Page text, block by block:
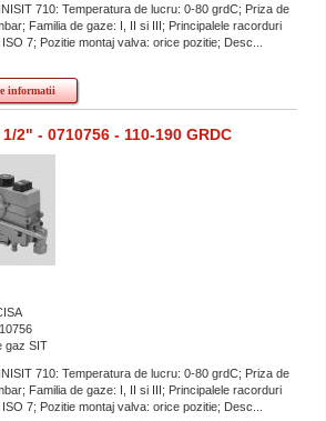
710: Temperatura de lucru: 0-80 grdC; Priza de
Familia de gaze: I, II si III; Principalele racorduri
7; Pozitie montaj valva: orice pozitie; Desc...
informatii
1/2" - 0710756 - 110-190 GRDC
gaz SIT
710: Temperatura de lucru: 0-80 grdC; Priza de
Familia de gaze: I, II si III; Principalele racorduri
7; Pozitie montaj valva: orice pozitie; Desc...